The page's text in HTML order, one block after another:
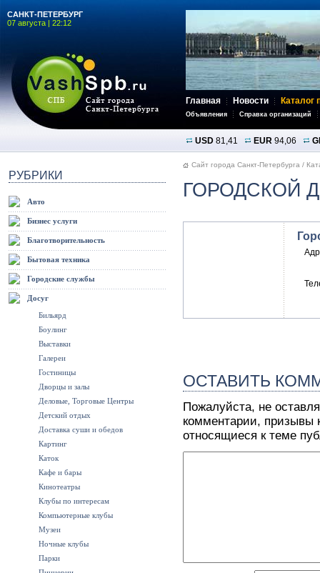
САНКТ-ПЕТЕРБУРГ
07 августа | 22:12
Главная Новости Каталог
Объявления Справка организаций
USD 81,41 EUR 94,06
РУБРИКИ
Авто
Бизнес услуги
Благотворительность
Бытовая техника
Городские службы
Досуг
Бильярд
Боулинг
Выставки
Галереи
Гостиницы
Дворцы и залы
Деловые, Торговые Центры
Детский отдых
Доставка суши и обедов
Картинг
Каток
Кафе и бары
Кинотеатры
Клубы по интересам
Компьютерные клубы
Музеи
Ночные клубы
Парки
Сайт города Санкт-Петербурга /
ГОРОДСКОЙ
ОСТАВИТЬ
Пожалуйста, не
комментарии, призывы
относящиеся к теме